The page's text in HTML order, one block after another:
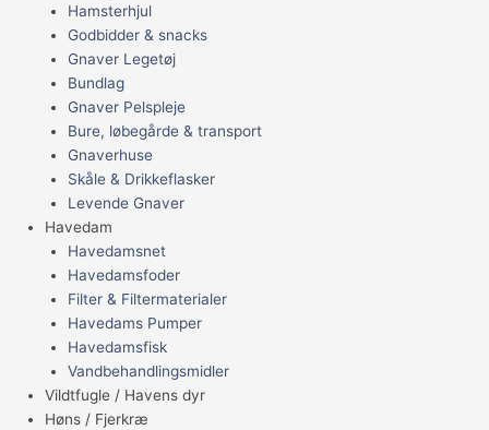
Hamsterhjul
Godbidder & snacks
Gnaver Legetøj
Bundlag
Gnaver Pelspleje
Bure, løbegårde & transport
Gnaverhuse
Skåle & Drikkeflasker
Levende Gnaver
Havedam
Havedamsnet
Havedamsfoder
Filter & Filtermaterialer
Havedams Pumper
Havedamsfisk
Vandbehandlingsmidler
Vildtfugle / Havens dyr
Høns / Fjerkræ